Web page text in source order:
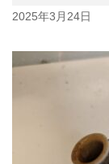
2025年3月24日